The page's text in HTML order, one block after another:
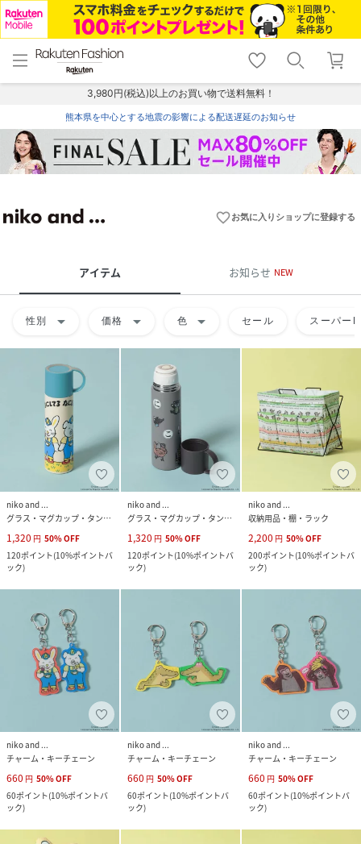
menu home
トップ
shopping_cart lock_outline
ログイン
3,980円(税込)以上のお買い物で送料無料！
熊本県を中心とする地震の影響による配送遅延のお知らせ
favorite_borderお気に入りショップに登録する
アイテム お知らせ NEW
性別 arrow_drop_down 価格 arrow_drop_down 色 arrow_drop_down セール スーパー
niko and ...
グラス・マグカップ・タンブラー
1,320 円 50%OFF
120ポイント(10%ポイントバ
ック)
niko and ...
グラス・マグカップ・タンブラー
1,320 円 50%OFF
120ポイント(10%ポイントバ
ック)
niko and ...
収納用品・棚・ラック
2,200 円 50%OFF
200ポイント(10%ポイントバ
ック)
niko and ...
チャーム・キーチェーン
660 円 50%OFF
60ポイント(10%ポイントバ
ック)
niko and ...
チャーム・キーチェーン
660 円 50%OFF
60ポイント(10%ポイントバ
ック)
niko and ...
チャーム・キーチェーン
660 円 50%OFF
60ポイント(10%ポイントバ
ック)